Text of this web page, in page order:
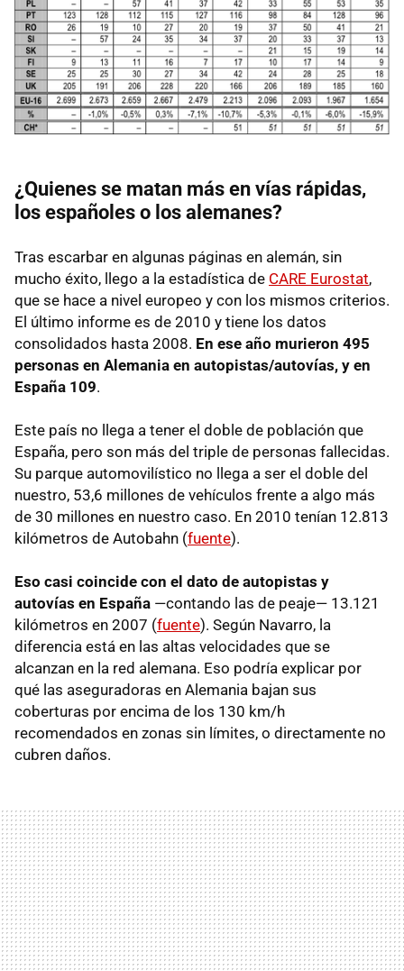
¿Quienes se matan más en vías rápidas,
los españoles o los alemanes?
Tras escarbar en algunas páginas en alemán, sin
mucho éxito, llego a la estadística de CARE Eurostat,
que se hace a nivel europeo y con los mismos criterios.
El último informe es de 2010 y tiene los datos
consolidados hasta 2008. En ese año murieron 495
personas en Alemania en autopistas/autovías, y en
España 109.
Este país no llega a tener el doble de población que
España, pero son más del triple de personas fallecidas.
Su parque automovilístico no llega a ser el doble del
nuestro, 53,6 millones de vehículos frente a algo más
de 30 millones en nuestro caso. En 2010 tenían 12.813
kilómetros de Autobahn (fuente).
Eso casi coincide con el dato de autopistas y
autovías en España —contando las de peaje— 13.121
kilómetros en 2007 (fuente). Según Navarro, la
diferencia está en las altas velocidades que se
alcanzan en la red alemana. Eso podría explicar por
qué las aseguradoras en Alemania bajan sus
coberturas por encima de los 130 km/h
recomendados en zonas sin límites, o directamente no
cubren daños.